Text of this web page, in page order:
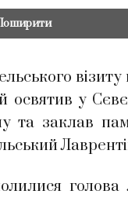
освятив у
та заклав
голова